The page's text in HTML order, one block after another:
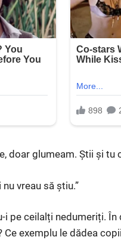
doar glumeam. Știi și tu
vreau să știu.”
pe ceilalți nedumeriți. În
exemplu le dădea